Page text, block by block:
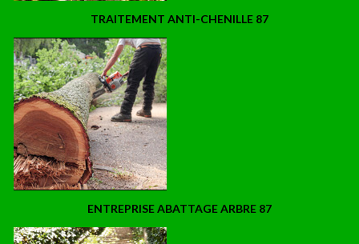
TRAITEMENT ANTI-CHENILLE 87
ENTREPRISE ABATTAGE ARBRE 87